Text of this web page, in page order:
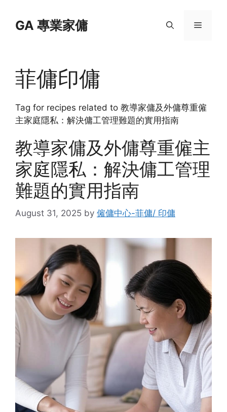
contentGA 專業家傭 Menu
菲傭印傭
Tag for recipes related to 教導家傭及外傭尊重僱
主家庭隱私：解決傭工管理難題的實用指南
教導家傭及外傭尊重僱主
家庭隱私：解決傭工管理
難題的實用指南
August 31, 2025 by 僱傭中心-菲傭/ 印傭